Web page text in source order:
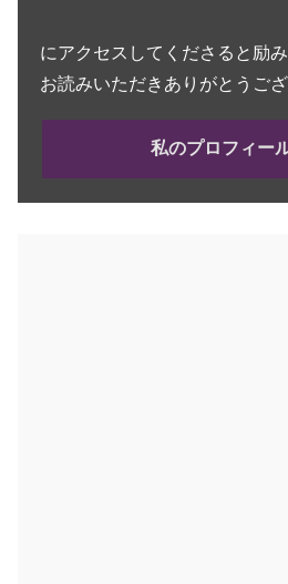
にアクセスしてくださると励み
お読みいただきありがとうござ
私のプロフィー